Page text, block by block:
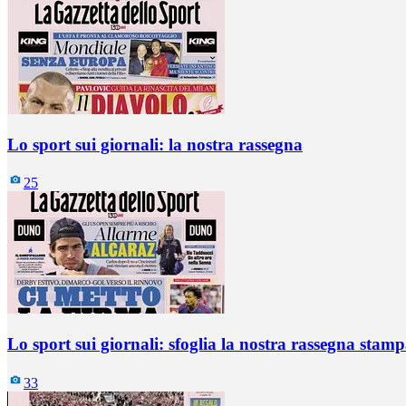
Lo sport sui giornali: la nostra rassegna
25
Lo sport sui giornali: sfoglia la nostra rassegna
33